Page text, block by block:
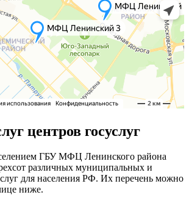
центров госуслуг
ГБУ МФЦ Ленинского района
различных муниципальных и
для населения РФ. Их перечень можно
ниже.